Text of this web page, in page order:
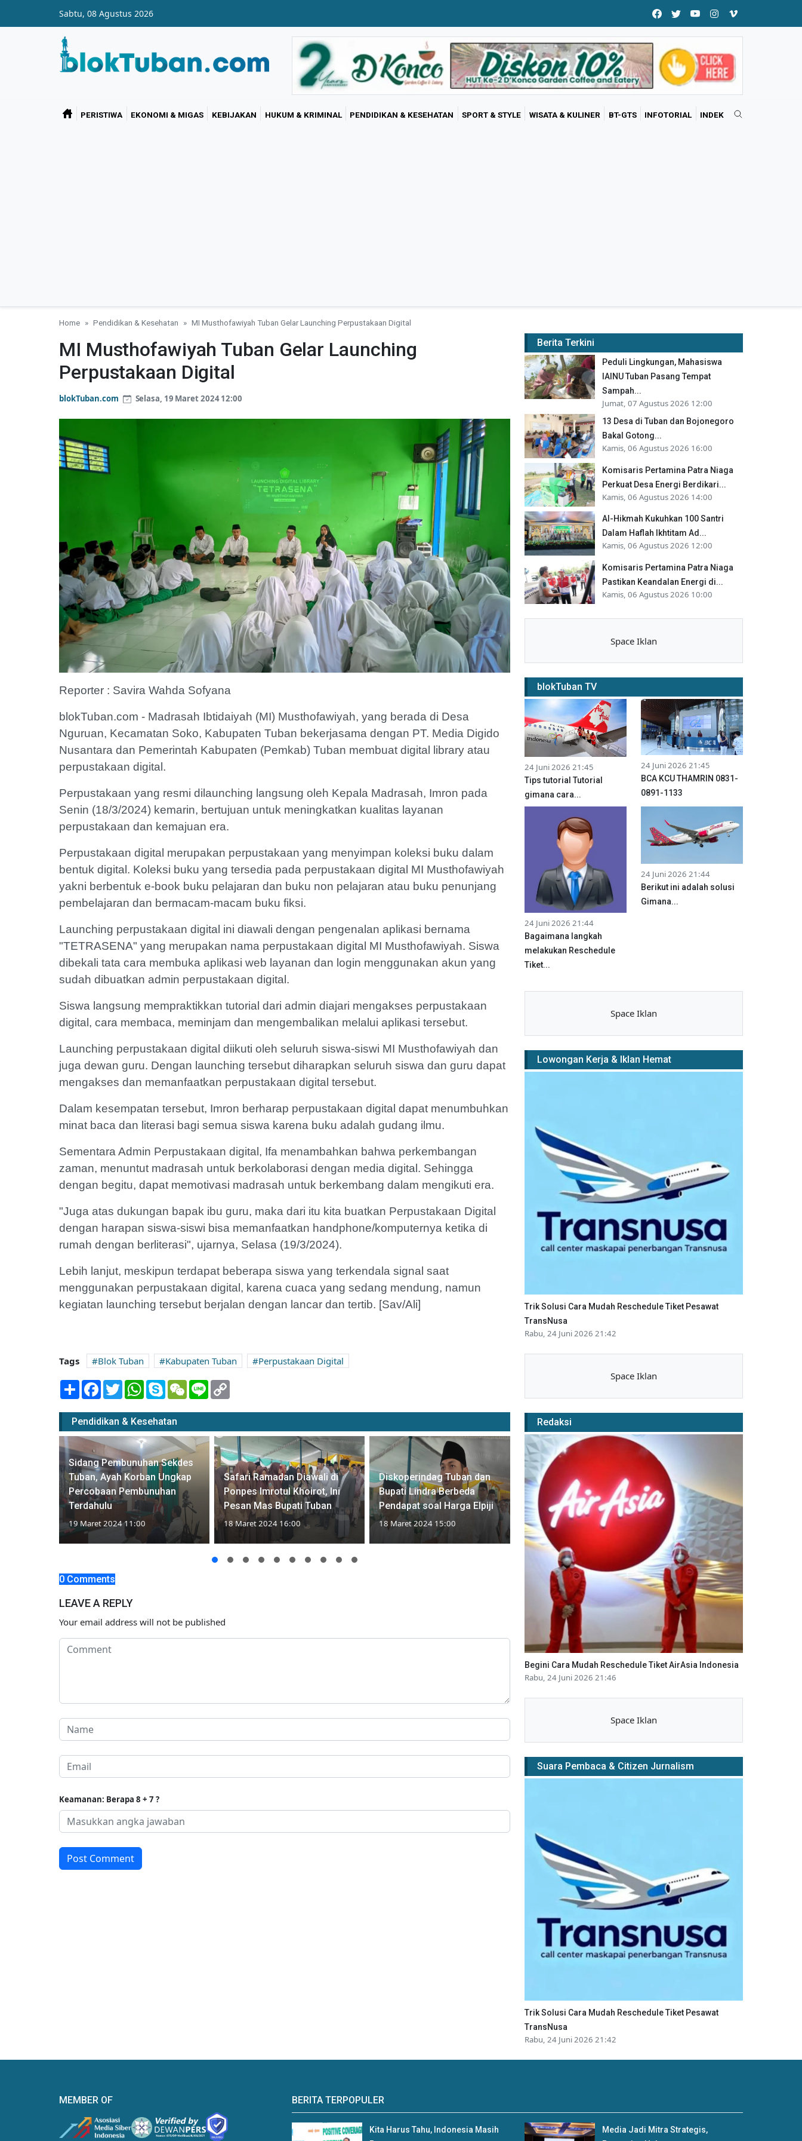
Sabtu, 08 Agustus 2026
PERISTIWA EKONOMI & MIGAS KEBIJAKAN HUKUM & KRIMINAL PENDIDIKAN & KESEHATAN SPORT & STYLE WISATA & KULINER BT-GTS INFOTORIAL INDEK
Home Pendidikan & Kesehatan MI Musthofawiyah Tuban Gelar Launching Perpustakaan Digital
MI Musthofawiyah Tuban Gelar Launching
Perpustakaan Digital
blokTuban.com Selasa, 19 Maret 2024 12:00
Reporter : Savira Wahda Sofyana
blokTuban.com - Madrasah Ibtidaiyah (MI) Musthofawiyah, yang berada di Desa
Nguruan, Kecamatan Soko, Kabupaten Tuban bekerjasama dengan PT. Media Digido
Nusantara dan Pemerintah Kabupaten (Pemkab) Tuban membuat digital library atau
perpustakaan digital.
Perpustakaan yang resmi dilaunching langsung oleh Kepala Madrasah, Imron pada
Senin (18/3/2024) kemarin, bertujuan untuk meningkatkan kualitas layanan
perpustakaan dan kemajuan era.
Perpustakaan digital merupakan perpustakaan yang menyimpan koleksi buku dalam
bentuk digital. Koleksi buku yang tersedia pada perpustakaan digital MI Musthofawiyah
yakni berbentuk e-book buku pelajaran dan buku non pelajaran atau buku penunjang
pembelajaran dan bermacam-macam buku fiksi.
Launching perpustakaan digital ini diawali dengan pengenalan aplikasi bernama
"TETRASENA" yang merupakan nama perpustakaan digital MI Musthofawiyah. Siswa
dibekali tata cara membuka aplikasi web layanan dan login menggunakan akun yang
sudah dibuatkan admin perpustakaan digital.
Siswa langsung mempraktikkan tutorial dari admin diajari mengakses perpustakaan
digital, cara membaca, meminjam dan mengembalikan melalui aplikasi tersebut.
Launching perpustakaan digital diikuti oleh seluruh siswa-siswi MI Musthofawiyah dan
juga dewan guru. Dengan launching tersebut diharapkan seluruh siswa dan guru dapat
mengakses dan memanfaatkan perpustakaan digital tersebut.
Dalam kesempatan tersebut, Imron berharap perpustakaan digital dapat menumbuhkan
minat baca dan literasi bagi semua siswa karena buku adalah gudang ilmu.
Sementara Admin Perpustakaan digital, Ifa menambahkan bahwa perkembangan
zaman, menuntut madrasah untuk berkolaborasi dengan media digital. Sehingga
dengan begitu, dapat memotivasi madrasah untuk berkembang dalam mengikuti era.
"Juga atas dukungan bapak ibu guru, maka dari itu kita buatkan Perpustakaan Digital
dengan harapan siswa-siswi bisa memanfaatkan handphone/komputernya ketika di
rumah dengan berliterasi", ujarnya, Selasa (19/3/2024).
Lebih lanjut, meskipun terdapat beberapa siswa yang terkendala signal saat
menggunakan perpustakaan digital, karena cuaca yang sedang mendung, namun
kegiatan launching tersebut berjalan dengan lancar dan tertib. [Sav/Ali]
Tags Blok Tuban Kabupaten Tuban
Perpustakaan Digital
Share Facebook
TwitterWhatsApp
SkypeWeChatLine
Pendidikan & Kesehatan
Sidang Pembunuhan Sekdes
Tuban, Ayah Korban Ungkap
Percobaan Pembunuhan
Terdahulu
19 Maret 2024 11:00
Safari Ramadan Diawali di
Ponpes Imrotul Khoirot, Ini
Pesan Mas Bupati Tuban
18 Maret 2024 16:00
Diskoperindag Tuban dan
Bupati Lindra Berbeda
Pendapat soal Harga Elpiji
18 Maret 2024 15:00
0 Comments
LEAVE A REPLY
Your email address will not be published
Keamanan: Berapa 8 + 7 ?
Post Comment
Berita Terkini
Peduli Lingkungan, Mahasiswa
IAINU Tuban Pasang Tempat
Sampah...
Jumat, 07 Agustus 2026 12:00
13 Desa di Tuban dan Bojonegoro
Bakal Gotong...
Kamis, 06 Agustus 2026 16:00
Komisaris Pertamina Patra Niaga
Perkuat Desa Energi Berdikari...
Kamis, 06 Agustus 2026 14:00
Al-Hikmah Kukuhkan 100 Santri
Dalam Haflah Ikhtitam Ad...
Kamis, 06 Agustus 2026 12:00
Komisaris Pertamina Patra Niaga
Pastikan Keandalan Energi di...
Kamis, 06 Agustus 2026 10:00
Space Iklan
blokTuban TV
24 Juni 2026 21:45
Tips tutorial Tutorial
gimana cara...
24 Juni 2026 21:45
BCA KCU THAMRIN 0831-
0891-1133
24 Juni 2026 21:44
Bagaimana langkah
melakukan Reschedule
Tiket...
24 Juni 2026 21:44
Berikut ini adalah solusi
Gimana...
Space Iklan
Lowongan Kerja & Iklan Hemat
Trik Solusi Cara Mudah Reschedule Tiket Pesawat
TransNusa
Rabu, 24 Juni 2026 21:42
Space Iklan
Redaksi
Begini Cara Mudah Reschedule Tiket AirAsia Indonesia
Rabu, 24 Juni 2026 21:46
Space Iklan
Suara Pembaca & Citizen Jurnalism
Trik Solusi Cara Mudah Reschedule Tiket Pesawat
TransNusa
Rabu, 24 Juni 2026 21:42
MEMBER OF BERITA TERPOPULER
Kita Harus Tahu, Indonesia Masih
Media Jadi Mitra Strategis,